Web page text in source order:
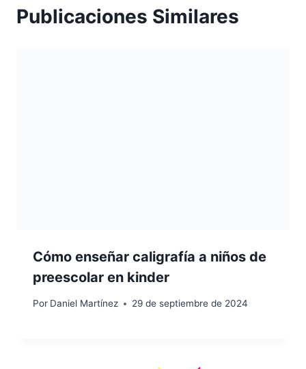
Publicaciones Similares
Cómo enseñar caligrafía a niños de
preescolar en kinder
Por Daniel Martínez 29 de septiembre de 2024